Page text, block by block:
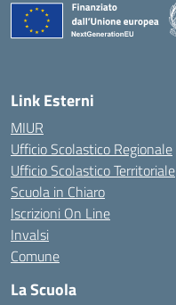
Link Esterni
MIUR
Ufficio Scolastico Regionale
Ufficio Scolastico Territoriale
Scuola in Chiaro
Iscrizioni On Line
Invalsi
Comune
La Scuola